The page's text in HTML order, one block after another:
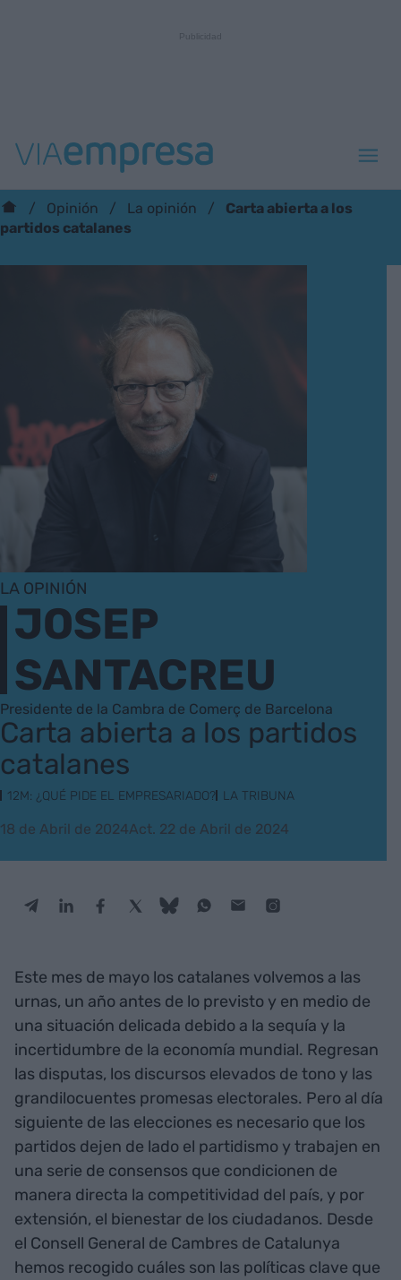
Opinión La opinión
Carta abierta a los
partidos catalanes
LA OPINIÓN
JOSEP
SANTACREU
Presidente de la Cambra de Comerç de Barcelona
Carta abierta a los partidos
catalanes
12M: ¿QUÉ PIDE EL EMPRESARIADO? LA TRIBUNA
18 de Abril de 2024Act. 22 de Abril de 2024
Este mes de mayo los catalanes volvemos a las
urnas, un año antes de lo previsto y en medio de
una situación delicada debido a la sequía y la
incertidumbre de la economía mundial. Regresan
las disputas, los discursos elevados de tono y las
grandilocuentes promesas electorales. Pero al día
siguiente de las elecciones es necesario que los
partidos dejen de lado el partidismo y trabajen en
una serie de consensos que condicionen de
manera directa la competitividad del país, y por
extensión, el bienestar de los ciudadanos. Desde
el Consell General de Cambres de Catalunya
hemos recogido cuáles son las políticas clave que